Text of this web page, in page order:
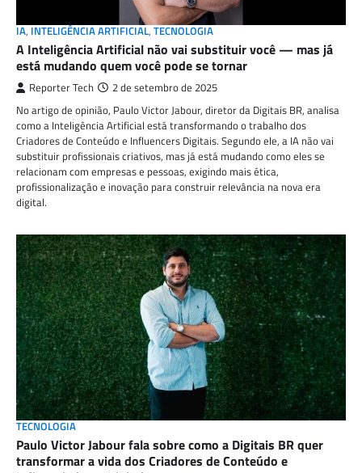
IA, INTELIGÊNCIA ARTIFICIAL, TECNOLOGIA
A Inteligência Artificial não vai substituir você — mas já
está mudando quem você pode se tornar
Reporter Tech 2 de setembro de 2025
No artigo de opinião, Paulo Victor Jabour, diretor da Digitais BR, analisa
como a Inteligência Artificial está transformando o trabalho dos
Criadores de Conteúdo e Influencers Digitais. Segundo ele, a IA não vai
substituir profissionais criativos, mas já está mudando como eles se
relacionam com empresas e pessoas, exigindo mais ética,
profissionalização e inovação para construir relevância na nova era
digital.
TECNOLOGIA
Paulo Victor Jabour fala sobre como a Digitais BR quer
transformar a vida dos Criadores de Conteúdo e